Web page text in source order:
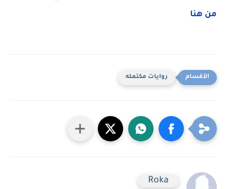
من هنا
روايات مكتمله
Roka